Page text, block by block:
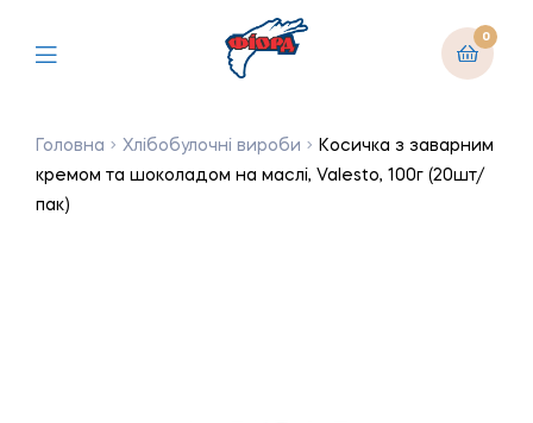
0
Головна Хлібобулочні вироби
Косичка з заварним
кремом та шоколадом на маслі, Valesto, 100г (20шт/
пак)